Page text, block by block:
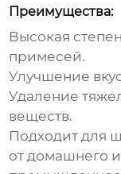
Преимущества:
Высокая
примесей.
Улучшение
Удаление
веществ.
Подходит для
от домашнего